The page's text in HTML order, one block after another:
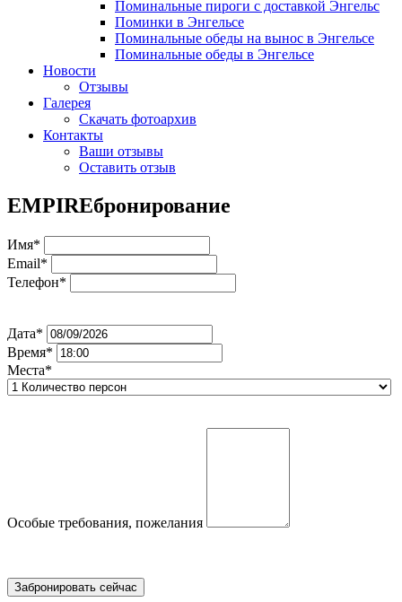
Поминальные пироги с доставкой Энгельс
Поминки в Энгельсе
Поминальные обеды на вынос в Энгельсе
Поминальные обеды в Энгельсе
Новости
Отзывы
Галерея
Скачать фотоархив
Контакты
Ваши отзывы
Оставить отзыв
EMPIREбронирование
Имя*
Email*
Телефон*
Дата*
Время*
Места*
Особые требования, пожелания